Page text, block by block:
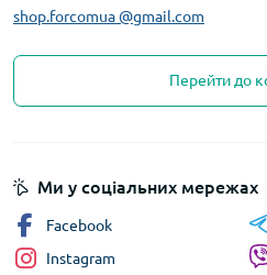
shop.forcomua @gmail.com
Перейти до
Ми у соціальних мережах
Facebook
Instagram